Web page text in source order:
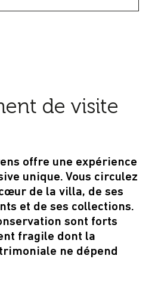
de visite
offre une expérience
unique. Vous circulez
de la villa, de ses
et de ses collections.
sont forts
fragile dont la
ne dépend